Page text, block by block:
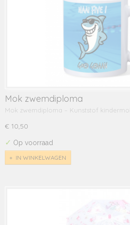
Mok zwemdiploma
Mok zwemdiploma – Kunststof
€ 10,50
✓ Op voorraad
IN WINKELWAGEN